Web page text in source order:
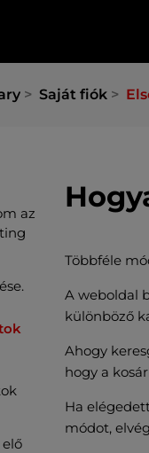
Saját fiók
az
Többféle
A weboldal
különböző
Ahogy
hogy a
Ha
módot,